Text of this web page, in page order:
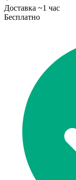
Доставка ~1 час
Бесплатно